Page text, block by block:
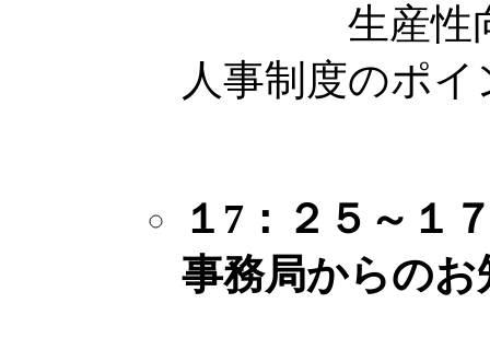
生産性向上
人事制度のポ
１7：２５ ～ １
事務局からの